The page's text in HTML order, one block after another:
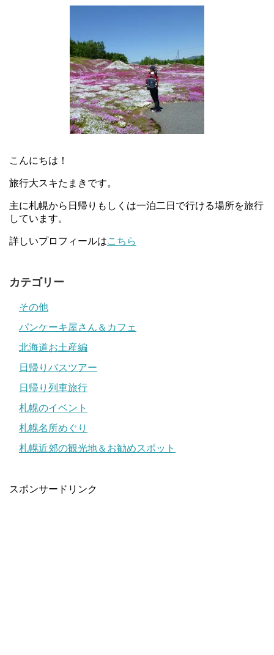
こんにちは！
旅行大スキたまきです。
主に札幌から日帰りもしくは一泊二日で行ける場所を旅行
しています。
詳しいプロフィールはこちら
カテゴリー
その他
パンケーキ屋さん＆カフェ
北海道お土産編
日帰りバスツアー
日帰り列車旅行
札幌のイベント
札幌名所めぐり
札幌近郊の観光地＆お勧めスポット
スポンサードリンク